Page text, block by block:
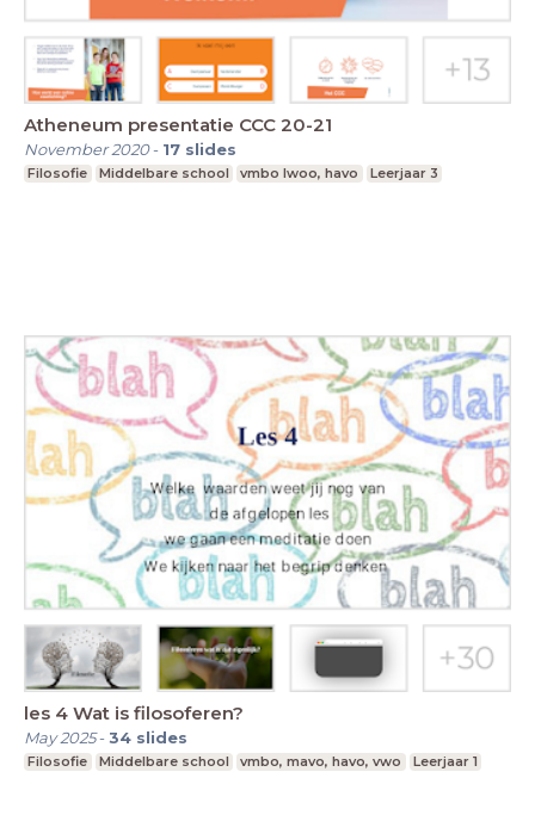
Atheneum presentatie CCC 20-21
November 2020- 17 slides
Filosofie Middelbare school vmbo lwoo, havo Leerjaar 3
les 4 Wat is filosoferen?
May 2025-34 slides
Filosofie Middelbare school vmbo, mavo, havo, vwo Leerjaar 1